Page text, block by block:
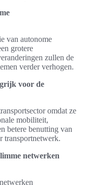
van autonome
grotere
zullen de
verder verhogen.
voor de
omdat ze
mobiliteit,
betere benutting van
transportnetwerk.
netwerken